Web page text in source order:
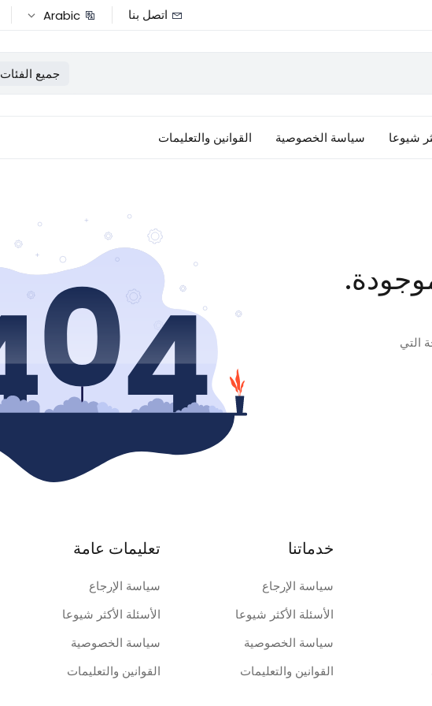
اتصل بنا Arabic
جميع الفئات
شيوعا سياسة الخصوصية القوانين والتعليمات
التي
خدماتنا
سياسة الإرجاع
الأسئلة الأكثر شيوعا
سياسة الخصوصية
القوانين والتعليمات
تعليمات عامة
سياسة الإرجاع
الأسئلة الأكثر شيوعا
سياسة الخصوصية
القوانين والتعليمات